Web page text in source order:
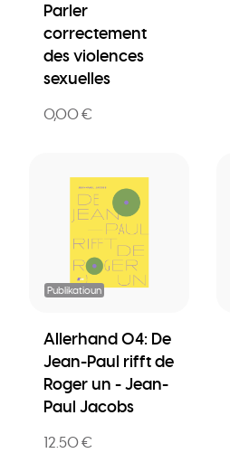
Parler
correctement
des violences
sexuelles
0,00 €
Publikatioun
Allerhand 04: De
Jean-Paul rifft de
Roger un - Jean-
Paul Jacobs
12.50 €